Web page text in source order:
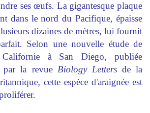
ses œufs. La gigantesque plaque
dans le nord du Pacifique, épaisse
dizaines de mètres, lui fournit
Selon une nouvelle étude de
à San Diego, publiée
la revue Biology Lettersde la
cette espèce d'araignée est